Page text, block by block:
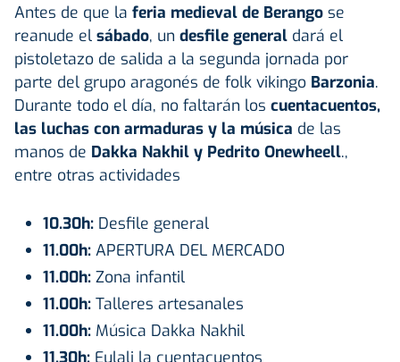
Antes de que la feria medieval de Berango se
reanude el sábado, un desfile general dará el
pistoletazo de salida a la segunda jornada por
parte del grupo aragonés de folk vikingo Barzonia.
Durante todo el día, no faltarán los cuentacuentos,
las luchas con armaduras y la música de las
manos de Dakka Nakhil y Pedrito Onewheell.,
entre otras actividades
10.30h: Desfile general
11.00h: APERTURA DEL MERCADO
11.00h: Zona infantil
11.00h: Talleres artesanales
11.00h: Música Dakka Nakhil
11.30h: Eulali la cuentacuentos